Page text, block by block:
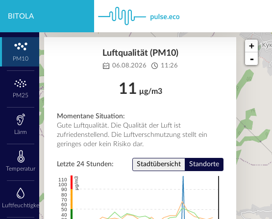
BITOLA
+
-
PM10
PM25
Lärm
Temperatur
Luftfeuchtigkeit
Luftqualität (PM10)
06.08.2026 11:26
11 μg/m3
Momentane Situation:
Gute Luftqualität. Die Qualität der Luft ist
zufriedenstellend. Die Luftverschmutzung stellt ein
geringes oder kein Risiko dar.
Letzte 24 Stunden: Stadtübersicht Standorte
40
50
60
70
80
90
100
110 μg/m3